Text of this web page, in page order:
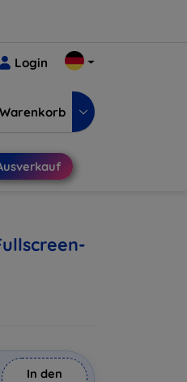
Login
Warenkorb
In den